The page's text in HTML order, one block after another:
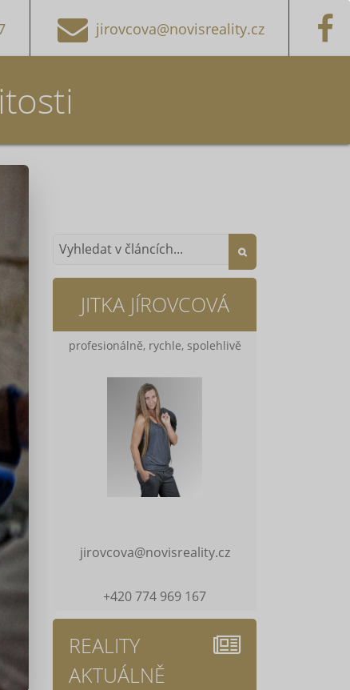
jirovcova@novisreality.cz
JITKA JÍROVCOVÁ
profesionálně, rychle, spolehlivě
jirovcova@novisreality.cz
+420 774 969 167
REALITY
AKTUÁLNĚ